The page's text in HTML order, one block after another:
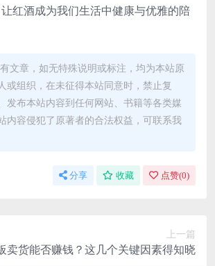
红酒成为我们生活中健康与优雅的陪
文章，如无特殊说明或标注，均为本站原
或组织，在未征得本站同意时，禁止复
发布本站内容到任何网站、书籍等各类媒
内容侵犯了原著者的合法权益，可联系我
分享 收藏 点赞(0)
上一篇
卖货能否赚钱？这几个关键因素得知晓